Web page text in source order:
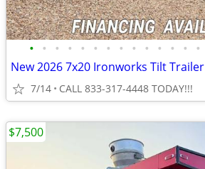
• • • • • • • • • • • • • •
New 2026 7x20 Ironworks Tilt Trailer
7/14 CALL 833-317-4448 TODAY!!!
$7,500